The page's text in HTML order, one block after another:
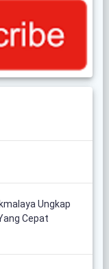
Ungkap
Cepat